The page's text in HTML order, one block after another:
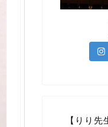
【りり